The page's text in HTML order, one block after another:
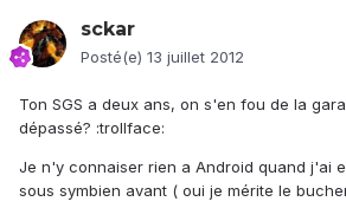
sckar
Posté(e) 13 juillet 2012
Ton SGS a deux ans, on s'en fou de la
dépassé? :trollface:
Je n'y connaiser rien a Android quand j'ai
sous symbien avant ( oui je mérite le